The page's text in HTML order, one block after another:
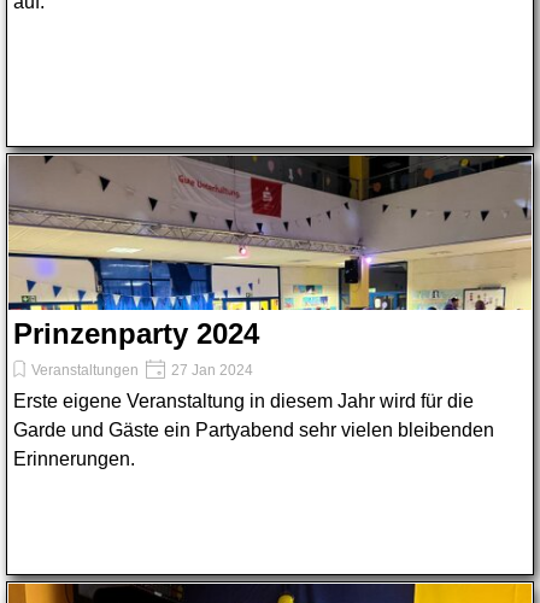
Prinzenparty 2024
Veranstaltungen 27 Jan 2024
Erste eigene Veranstaltung in diesem Jahr wird für die
Garde und Gäste ein Partyabend sehr vielen bleibenden
Erinnerungen.